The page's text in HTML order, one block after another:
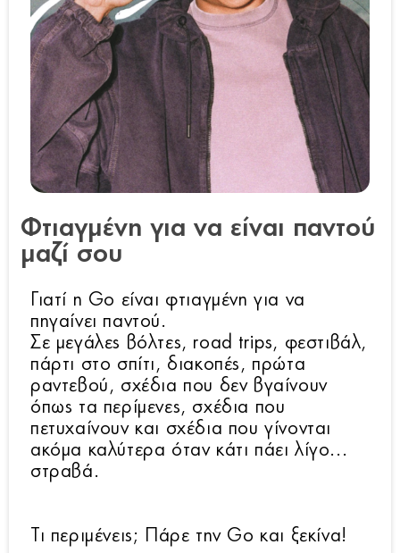
Φτιαγμένη για να είναι παντού
μαζί σου
Γιατί η Go είναι φτιαγμένη για να
πηγαίνει παντού.
Σε μεγάλες βόλτες, road trips, φεστιβάλ,
πάρτι στο σπίτι, διακοπές, πρώτα
ραντεβού, σχέδια που δεν βγαίνουν
όπως τα περίμενες, σχέδια που
πετυχαίνουν και σχέδια που γίνονται
ακόμα καλύτερα όταν κάτι πάει λίγο...
στραβά.
Τι περιμένεις; Πάρε την Go και ξεκίνα!